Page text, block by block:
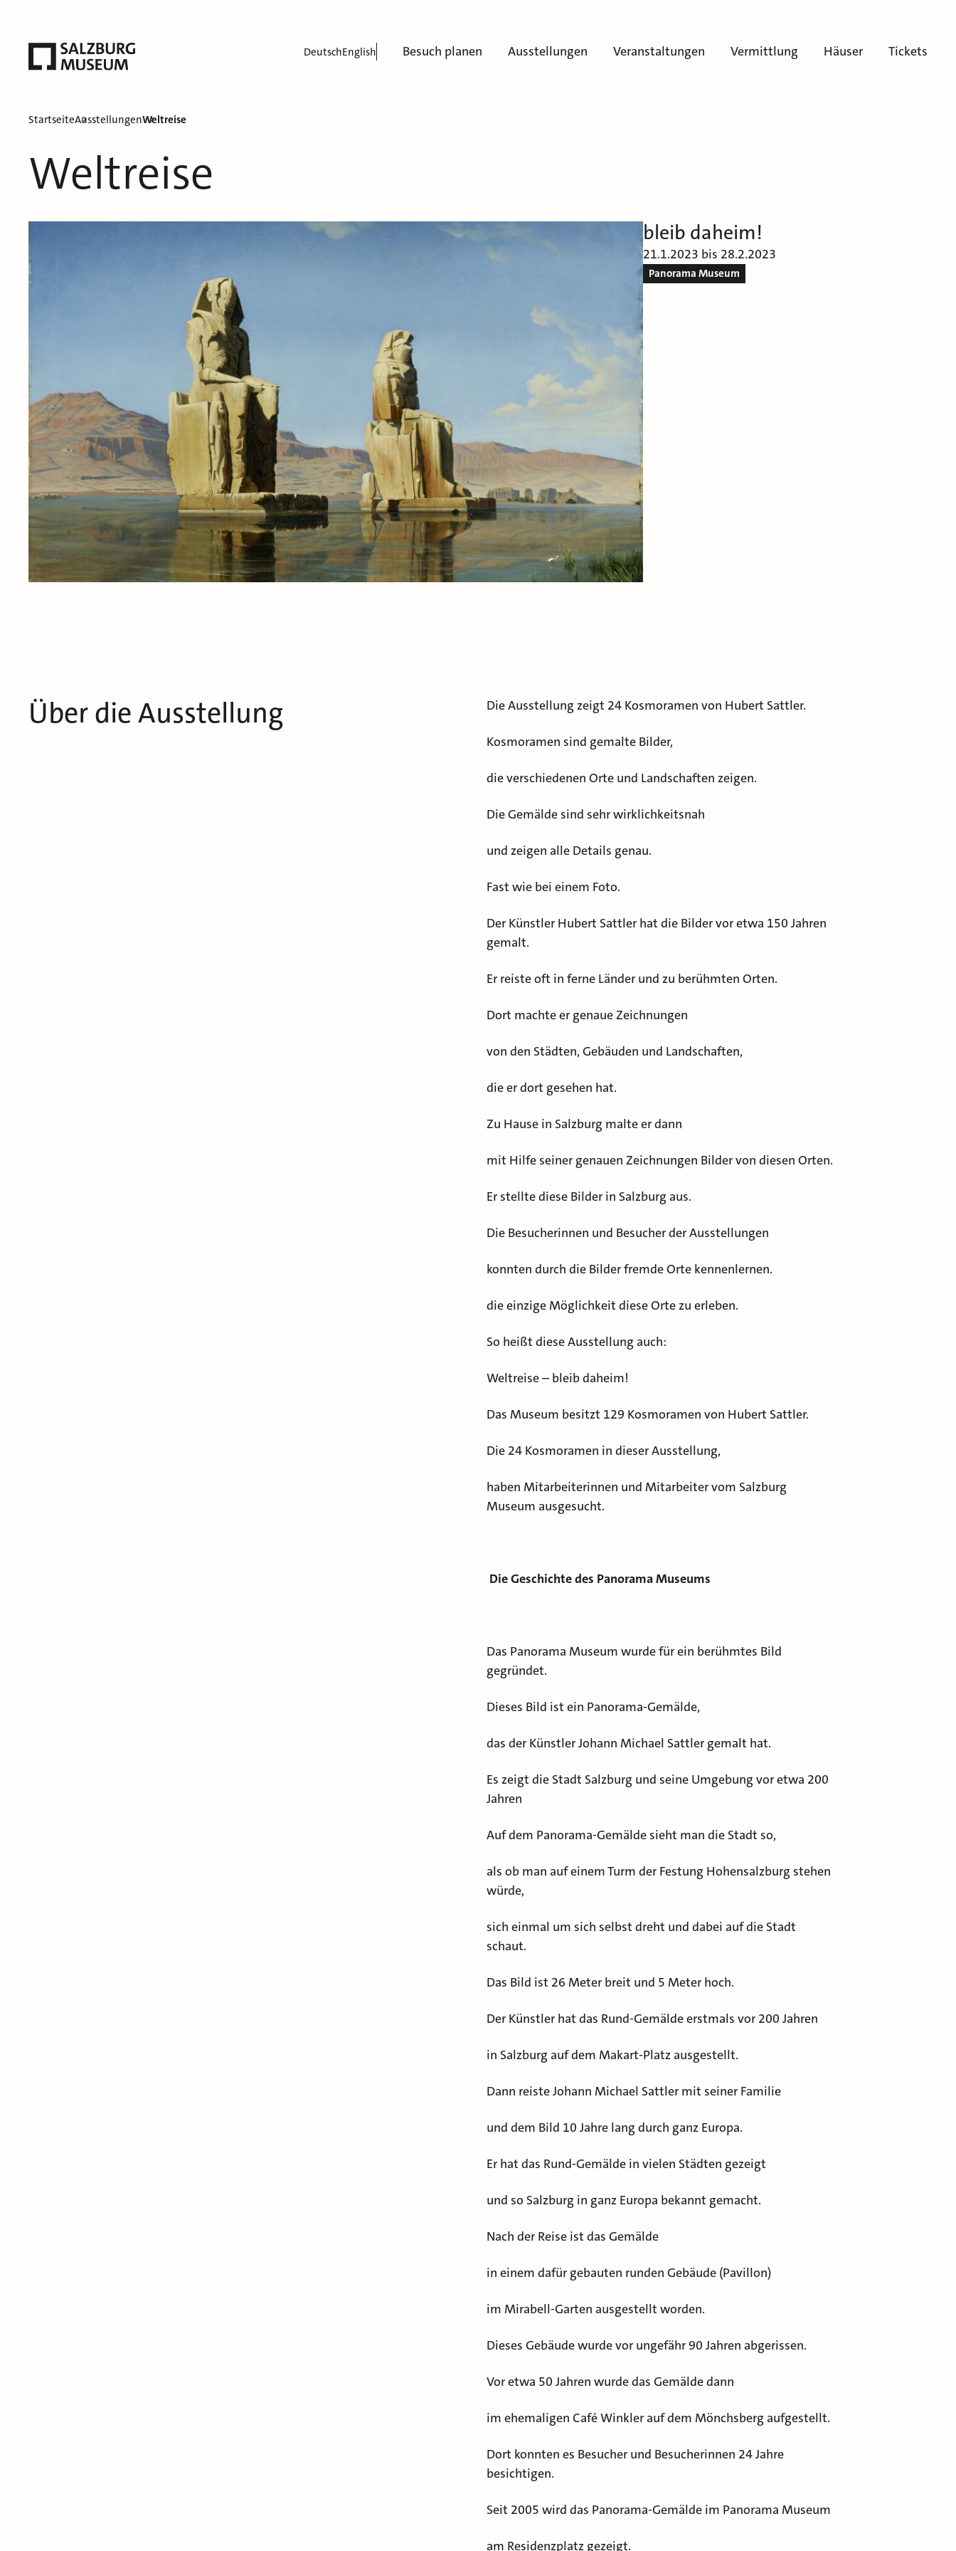
Besuch planen Ausstellungen Veranstaltungen Vermittlung Häuser Tickets
DeutschEnglish
StartseiteAusstellungenWeltreise
Weltreise
bleib daheim!
21.1.2023 bis 28.2.2023
Panorama Museum
Über die Ausstellung Die Ausstellung zeigt 24 Kosmoramen von Hubert Sattler.
Kosmoramen sind gemalte Bilder,
die verschiedenen Orte und Landschaften zeigen.
Die Gemälde sind sehr wirklichkeitsnah
und zeigen alle Details genau.
Fast wie bei einem Foto.
Der Künstler Hubert Sattler hat die Bilder vor etwa 150 Jahren
gemalt.
Er reiste oft in ferne Länder und zu berühmten Orten.
Dort machte er genaue Zeichnungen
von den Städten, Gebäuden und Landschaften,
die er dort gesehen hat.
Zu Hause in Salzburg malte er dann
mit Hilfe seiner genauen Zeichnungen Bilder von diesen Orten.
Er stellte diese Bilder in Salzburg aus.
Die Besucherinnen und Besucher der Ausstellungen
konnten durch die Bilder fremde Orte kennenlernen.
die einzige Möglichkeit diese Orte zu erleben.
So heißt diese Ausstellung auch:
Weltreise – bleib daheim!
Das Museum besitzt 129 Kosmoramen von Hubert Sattler.
Die 24 Kosmoramen in dieser Ausstellung,
haben Mitarbeiterinnen und Mitarbeiter vom Salzburg
Museum ausgesucht.
Die Geschichte des Panorama Museums
Das Panorama Museum wurde für ein berühmtes Bild
gegründet.
Dieses Bild ist ein Panorama-Gemälde,
das der Künstler Johann Michael Sattler gemalt hat.
Es zeigt die Stadt Salzburg und seine Umgebung vor etwa 200
Jahren
Auf dem Panorama-Gemälde sieht man die Stadt so,
als ob man auf einem Turm der Festung Hohensalzburg stehen
würde,
sich einmal um sich selbst dreht und dabei auf die Stadt
schaut.
Das Bild ist 26 Meter breit und 5 Meter hoch.
Der Künstler hat das Rund-Gemälde erstmals vor 200 Jahren
in Salzburg auf dem Makart-Platz ausgestellt.
Dann reiste Johann Michael Sattler mit seiner Familie
und dem Bild 10 Jahre lang durch ganz Europa.
Er hat das Rund-Gemälde in vielen Städten gezeigt
und so Salzburg in ganz Europa bekannt gemacht.
Nach der Reise ist das Gemälde
in einem dafür gebauten runden Gebäude (Pavillon)
im Mirabell-Garten ausgestellt worden.
Dieses Gebäude wurde vor ungefähr 90 Jahren abgerissen.
Vor etwa 50 Jahren wurde das Gemälde dann
im ehemaligen Café Winkler auf dem Mönchsberg aufgestellt.
Dort konnten es Besucher und Besucherinnen 24 Jahre
besichtigen.
Seit 2005 wird das Panorama-Gemälde im Panorama Museum
am Residenzplatz gezeigt.